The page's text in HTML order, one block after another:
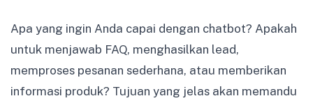
Apa yang ingin Anda capai dengan chatbot? Apakah
untuk menjawab FAQ, menghasilkan lead,
memproses pesanan sederhana, atau memberikan
informasi produk? Tujuan yang jelas akan memandu